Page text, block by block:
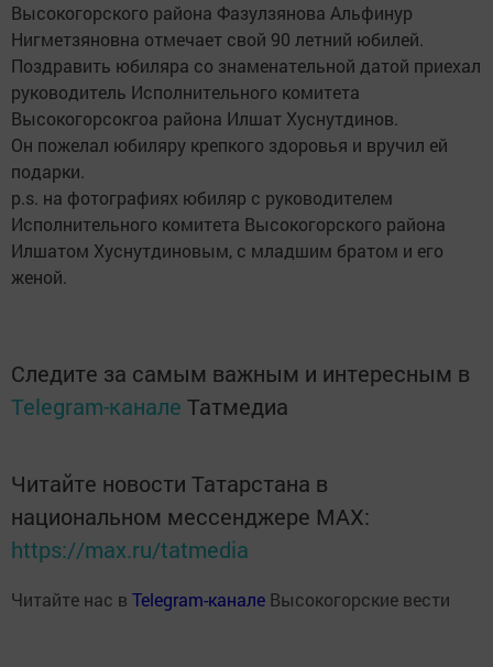
Высокогорского района Фазулзянова Альфинур
Нигметзяновна отмечает свой 90 летний юбилей.
Поздравить юбиляра со знаменательной датой приехал
руководитель Исполнительного комитета
Высокогорсокгоа района Илшат Хуснутдинов.
Он пожелал юбиляру крепкого здоровья и вручил ей
подарки.
p.s. на фотографиях юбиляр с руководителем
Исполнительного комитета Высокогорского района
Илшатом Хуснутдиновым, с младшим братом и его
женой.
Следите за самым важным и интересным в
Telegram-канале Татмедиа
Читайте новости Татарстана в
национальном мессенджере MАХ:
https://max.ru/tatmedia
Читайте нас в Telegram-канале Высокогорские вести